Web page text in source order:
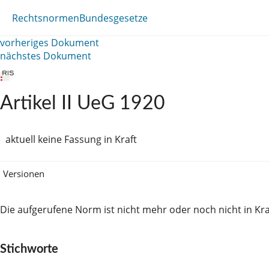
RechtsnormenBundesgesetze
vorheriges Dokument
nächstes Dokument
Artikel II UeG 1920
aktuell keine Fassung in Kraft
Versionen
Die aufgerufene Norm ist nicht mehr oder noch nicht in
Stichworte